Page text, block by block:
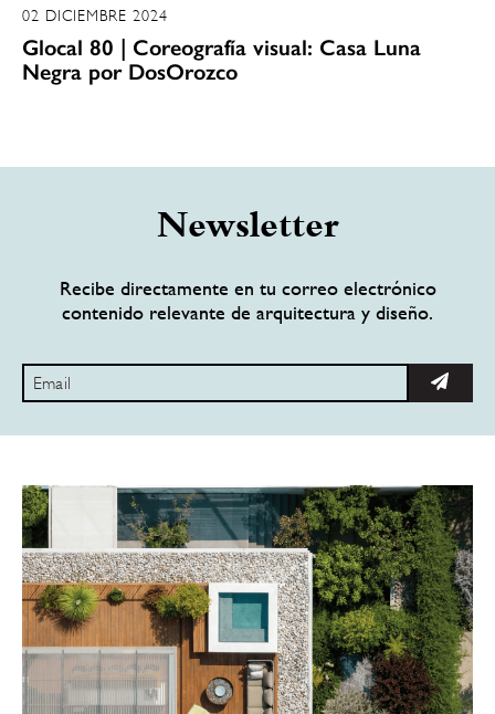
02 DICIEMBRE 2024
Glocal 80 | Coreografía visual: Casa Luna
Negra por DosOrozco
Newsletter
Recibe directamente en tu correo electrónico
contenido relevante de arquitectura y diseño.